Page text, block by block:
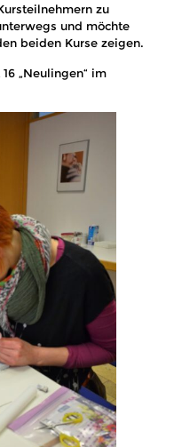
zu
und möchte
beiden Kurse zeigen.
„Neulingen“ im